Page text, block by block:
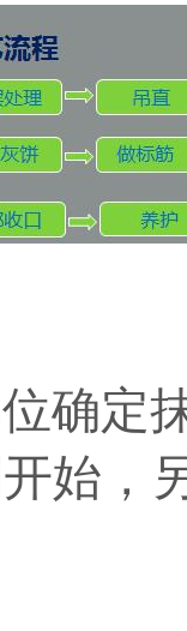
确定
始，